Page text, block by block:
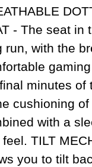
- The seat in
run, with the
minutes of
cushioning
with a
feel. TILT
you to tilt